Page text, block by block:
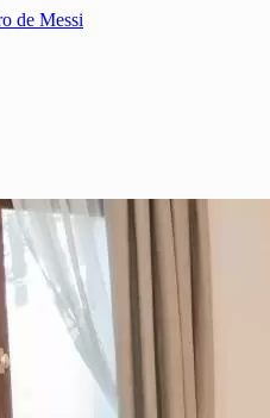
de Messi